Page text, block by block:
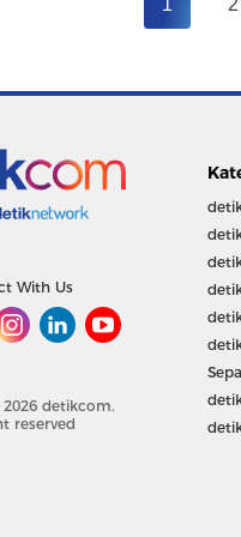
With Us
detikcom.
reserved